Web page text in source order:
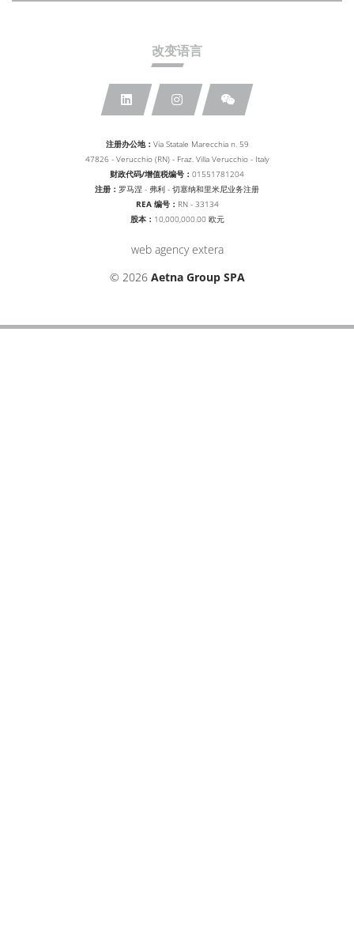
注册办公地： Via Statale Marecchia n. 59
47826 - Verucchio (RN) - Fraz. Villa Verucchio - Italy
财政代码/增值税编号： 01551781204
注册： 罗马涅 - 弗利 - 切塞纳和里米尼业务注册
REA 编号： RN - 33134
股本： 10,000,000.00 欧元
web agency extera
© 2026 Aetna Group SPA
改变语言